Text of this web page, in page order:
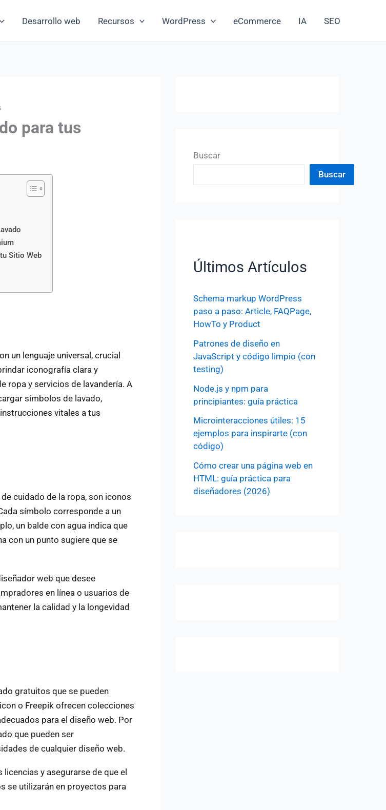
Desarrollo web Recursos WordPress eCommerce IA SEO
para tus
Sitio Web
un lenguaje universal, crucial
iconografía clara y
ropa y servicios de lavandería. A
símbolos de lavado,
vitales a tus
cuidado de la ropa, son iconos
símbolo corresponde a un
un balde con agua indica que
con un punto sugiere que se
web que desee
en línea o usuarios de
la calidad y la longevidad
gratuitos que se pueden
o Freepik ofrecen colecciones
para el diseño web. Por
que pueden ser
de cualquier diseño web.
y asegurarse de que el
se utilizarán en proyectos para
Buscar
Buscar
Últimos Artículos
Schema markup WordPress
paso a paso: Article, FAQPage,
HowTo y Product
Patrones de diseño en
JavaScript y código limpio (con
testing)
Node.js y npm para
principiantes: guía práctica
Microinteracciones útiles: 15
ejemplos para inspirarte (con
código)
Cómo crear una página web en
HTML: guía práctica para
diseñadores (2026)